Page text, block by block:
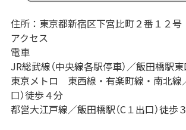
住所：東京都新宿区下宮比町２番１２号
アクセス
電車
JR総武線（中央線各駅停車）／飯田橋駅
東京メトロ 東西線・有楽町線・南北線
口）徒歩４分
都営大江戸線／飯田橋駅（C１出口）徒歩